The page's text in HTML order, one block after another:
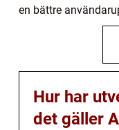
en bättre
Hur har
det gäller